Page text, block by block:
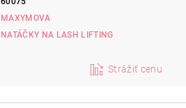
MAXYMOVA
NATÁČKY NA LASH LIFTING
Strážiť cenu